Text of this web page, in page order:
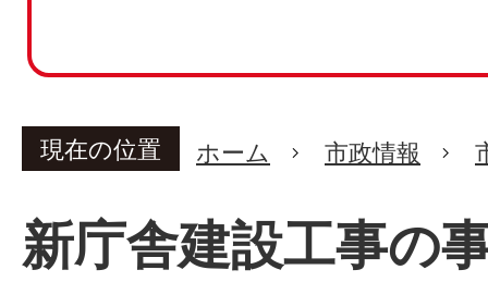
現在の位置 ホーム 市政情報
新庁舎建設工事の